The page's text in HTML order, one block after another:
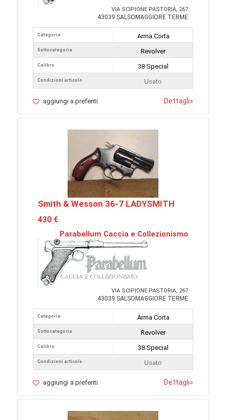
VIA SCIPIONE PASTORIA, 267
43039 SALSOMAGGIORE TERME
Categoria
Sottocategoria
Calibro
Condizioni articolo
Arma Corta
Revolver
38 Special
Usato
aggiungi a preferiti Dettagli»
Smith & Wesson 36-7 LADYSMITH
430 €
Parabellum Caccia e Collezionismo
VIA SCIPIONE PASTORIA, 267
43039 SALSOMAGGIORE TERME
Categoria
Sottocategoria
Calibro
Condizioni articolo
Arma Corta
Revolver
38 Special
Usato
aggiungi a preferiti Dettagli»